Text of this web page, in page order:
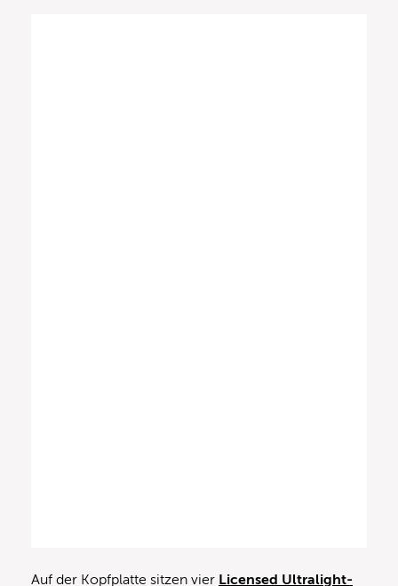
Auf der Kopfplatte sitzen vier Licensed Ultralight-